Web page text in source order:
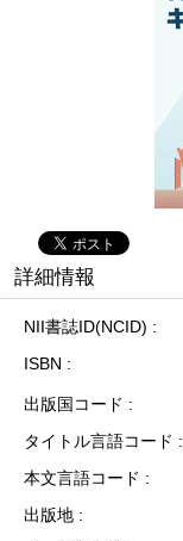
詳細情報
NII書誌ID(NCID)
ISBN
出版国コード
タイトル言語コード
本文言語コード
出版地